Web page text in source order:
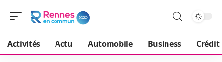
Activités Actu Automobile Business Crédit